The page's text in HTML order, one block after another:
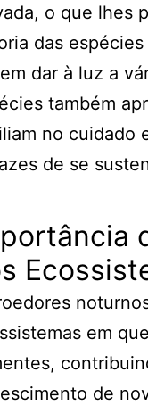
o que lhes
das
dar à luz a
também
no cuidado
de se
em
de